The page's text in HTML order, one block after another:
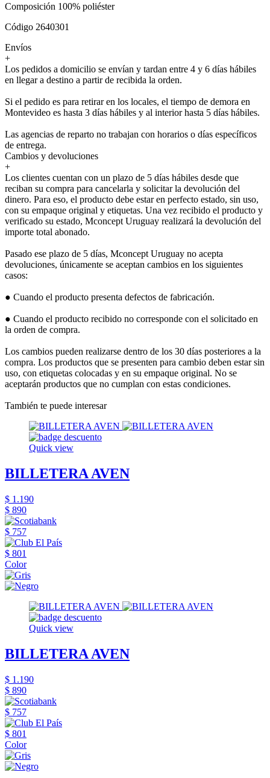
Composición 100% poliéster
Código 2640301
Envíos
+
Los pedidos a domicilio se envían y tardan entre 4 y 6 días hábiles
en llegar a destino a partir de recibida la orden.
Si el pedido es para retirar en los locales, el tiempo de demora en
Montevideo es hasta 3 días hábiles y al interior hasta 5 días hábiles.
Las agencias de reparto no trabajan con horarios o días específicos
de entrega.
Cambios y devoluciones
+
Los clientes cuentan con un plazo de 5 días hábiles desde que
reciban su compra para cancelarla y solicitar la devolución del
dinero. Para eso, el producto debe estar en perfecto estado, sin uso,
con su empaque original y etiquetas. Una vez recibido el producto y
verificado su estado, Mconcept Uruguay realizará la devolución del
importe total abonado.
Pasado ese plazo de 5 días, Mconcept Uruguay no acepta
devoluciones, únicamente se aceptan cambios en los siguientes
casos:
● Cuando el producto presenta defectos de fabricación.
● Cuando el producto recibido no corresponde con el solicitado en
la orden de compra.
Los cambios pueden realizarse dentro de los 30 días posteriores a la
compra. Los productos que se presenten para cambio deben estar sin
uso, con etiquetas colocadas y en su empaque original. No se
aceptarán productos que no cumplan con estas condiciones.
También te puede interesar
Quick view
BILLETERA AVEN
$ 1.190
$ 890
$ 757
$ 801
Color
Quick view
BILLETERA AVEN
$ 1.190
$ 890
$ 757
$ 801
Color